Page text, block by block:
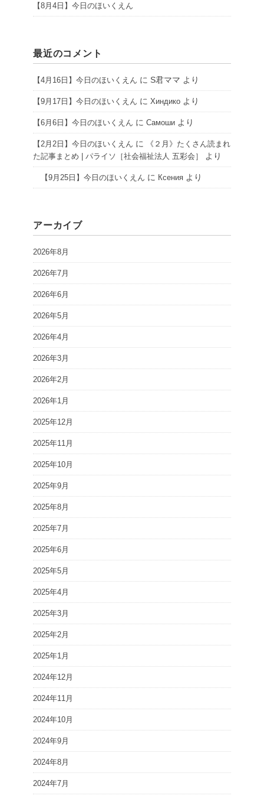
【8月4日】今日のほいくえん
最近のコメント
【4月16日】今日のほいくえん に S君ママ より
【9月17日】今日のほいくえん に Хиндико より
【6月6日】今日のほいくえん に Самоши より
【2月2日】今日のほいくえん に
《２月》たくさん読まれ
た記事まとめ | パライソ［社会福祉法人 五彩会］
より
【9月25日】今日のほいくえん に Ксения より
アーカイブ
2026年8月
2026年7月
2026年6月
2026年5月
2026年4月
2026年3月
2026年2月
2026年1月
2025年12月
2025年11月
2025年10月
2025年9月
2025年8月
2025年7月
2025年6月
2025年5月
2025年4月
2025年3月
2025年2月
2025年1月
2024年12月
2024年11月
2024年10月
2024年9月
2024年8月
2024年7月